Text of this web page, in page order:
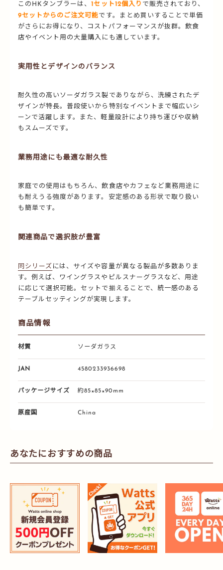
このHKタンブラーは、1セット12個入り で販売されており、
9セットからのご注文可能です。まとめ買いすることで単価
がさらにお得になり、コストパフォーマンスが抜群。飲食
店やイベント用の大量購入にも適しています。
実用性とデザインのバランス
耐久性の高いソーダガラス製でありながら、洗練されたデ
ザインが特長。普段使いから特別なイベントまで幅広いシ
ーンで活躍します。また、軽量設計により持ち運びや収納
もスムーズです。
業務用途にも最適な耐久性
家庭での使用はもちろん、飲食店やカフェなど業務用途に
も耐えうる強度があります。安定感のある形状で取り扱い
も簡単です。
関連商品で選択肢が豊富
同シリーズ には、サイズや容量が異なる製品が多数ありま
す。例えば、ワイングラスやピルスナーグラスなど、用途
に応じて選択可能。セットで揃えることで、統一感のある
テーブルセッティングが実現します。
商品情報
材質 ソーダガラス
JAN 4580233936698
パッケージサイズ 約85×85×90mm
原産国 China
あなたにおすすめの商品